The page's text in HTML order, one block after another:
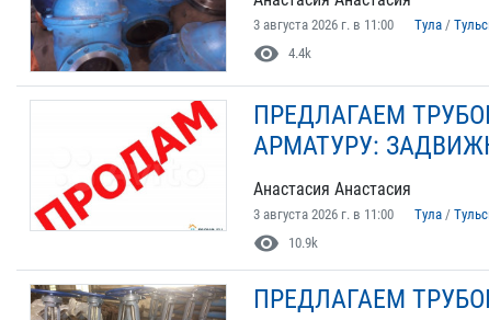
3 августа 2026 г. в 11:00 Тула /
visibility 4.4k
ПРЕДЛАГАЕМ
АРМАТУРУ:
Анастасия Анастасия
3 августа 2026 г. в 11:00 Тула /
visibility 10.9k
ПРЕДЛАГАЕМ